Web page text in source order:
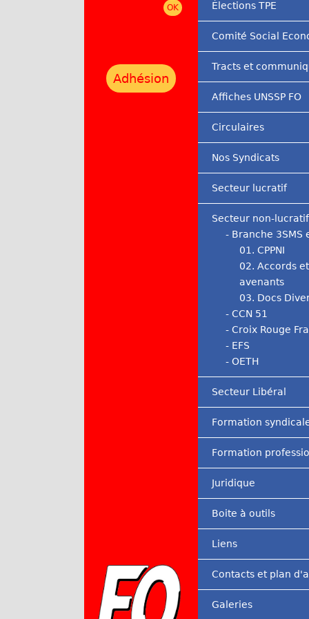
Adhésion
r
i
l
Élections TPE
Comité Social
Tracts et
Affiches UNSSP FO
Circulaires
Nos Syndicats
Secteur lucratif
Secteur non-lucratif
- Branche 3SMS
01. CPPNI
02. Accords et
avenants
03. Docs
- CCN 51
- Croix Rouge
- EFS
- OETH
Secteur Libéral
Formation
Formation
Juridique
Boite à outils
Liens
Contacts et plan
Galeries